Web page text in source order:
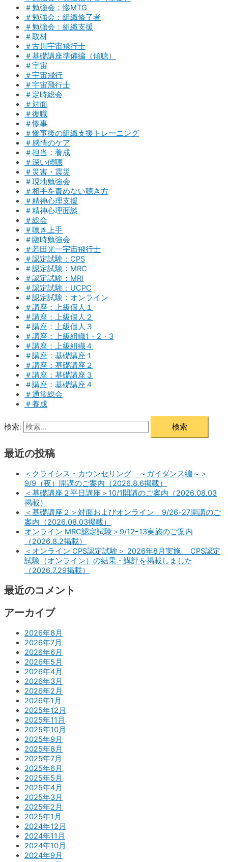
＃勉強会：惨MTG
＃勉強会：組織修了者
＃勉強会：組織支援
＃取材
＃古川宇宙飛行士
＃基礎講座準備編（傾聴）
＃宇宙
＃宇宙飛行
＃宇宙飛行士
＃定時総会
＃対面
＃復職
＃惨事
＃惨事後の組織支援トレーニング
＃感情のケア
＃担当：養成
＃深い傾聴
＃災害・震災
＃現地勉強会
＃相手を責めない聴き方
＃精神心理支援
＃精神心理面談
＃総会
＃聴き上手
＃臨時勉強会
＃若田光一宇宙飛行士
＃認定試験：CPS
＃認定試験：MRC
＃認定試験：MRI
＃認定試験：UCPC
＃認定試験：オンライン
＃講座：上級個人１
＃講座：上級個人２
＃講座：上級個人３
＃講座：上級組織1・2・3
＃講座：上級組織４
＃講座：基礎講座１
＃講座：基礎講座２
＃講座：基礎講座３
＃講座：基礎講座４
＃通常総会
＃養成
検索:
最近の投稿
＜クライシス・カウンセリング ～ガイダンス編～＞
9/9（夜）開講のご案内（2026.8.6掲載）
＜基礎講座２平日講座＞10/1開講のご案内（2026.08.03
掲載）
＜基礎講座２＞対面およびオンライン 9/26-27開講のご
案内（2026.08.03掲載）
オンライン MRC認定試験＞9/12ｰ13実施のご案内
（2026.8.2掲載）
＜オンライン CPS認定試験＞ 2026年8月実施 CPS認定
試験（オンライン）の結果・講評を掲載しました
（2026.7.29掲載）
最近のコメント
アーカイブ
2026年8月
2026年7月
2026年6月
2026年5月
2026年4月
2026年3月
2026年2月
2026年1月
2025年12月
2025年11月
2025年10月
2025年9月
2025年8月
2025年7月
2025年6月
2025年5月
2025年4月
2025年3月
2025年2月
2025年1月
2024年12月
2024年11月
2024年10月
2024年9月